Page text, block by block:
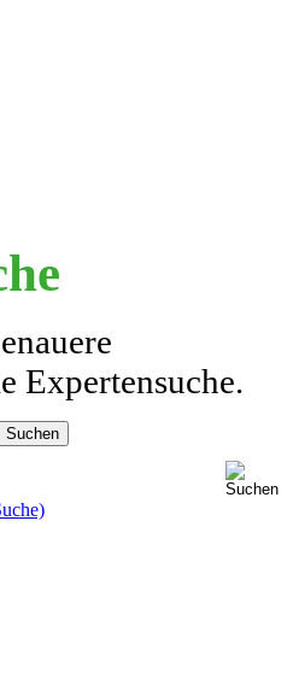
Expertensuche.